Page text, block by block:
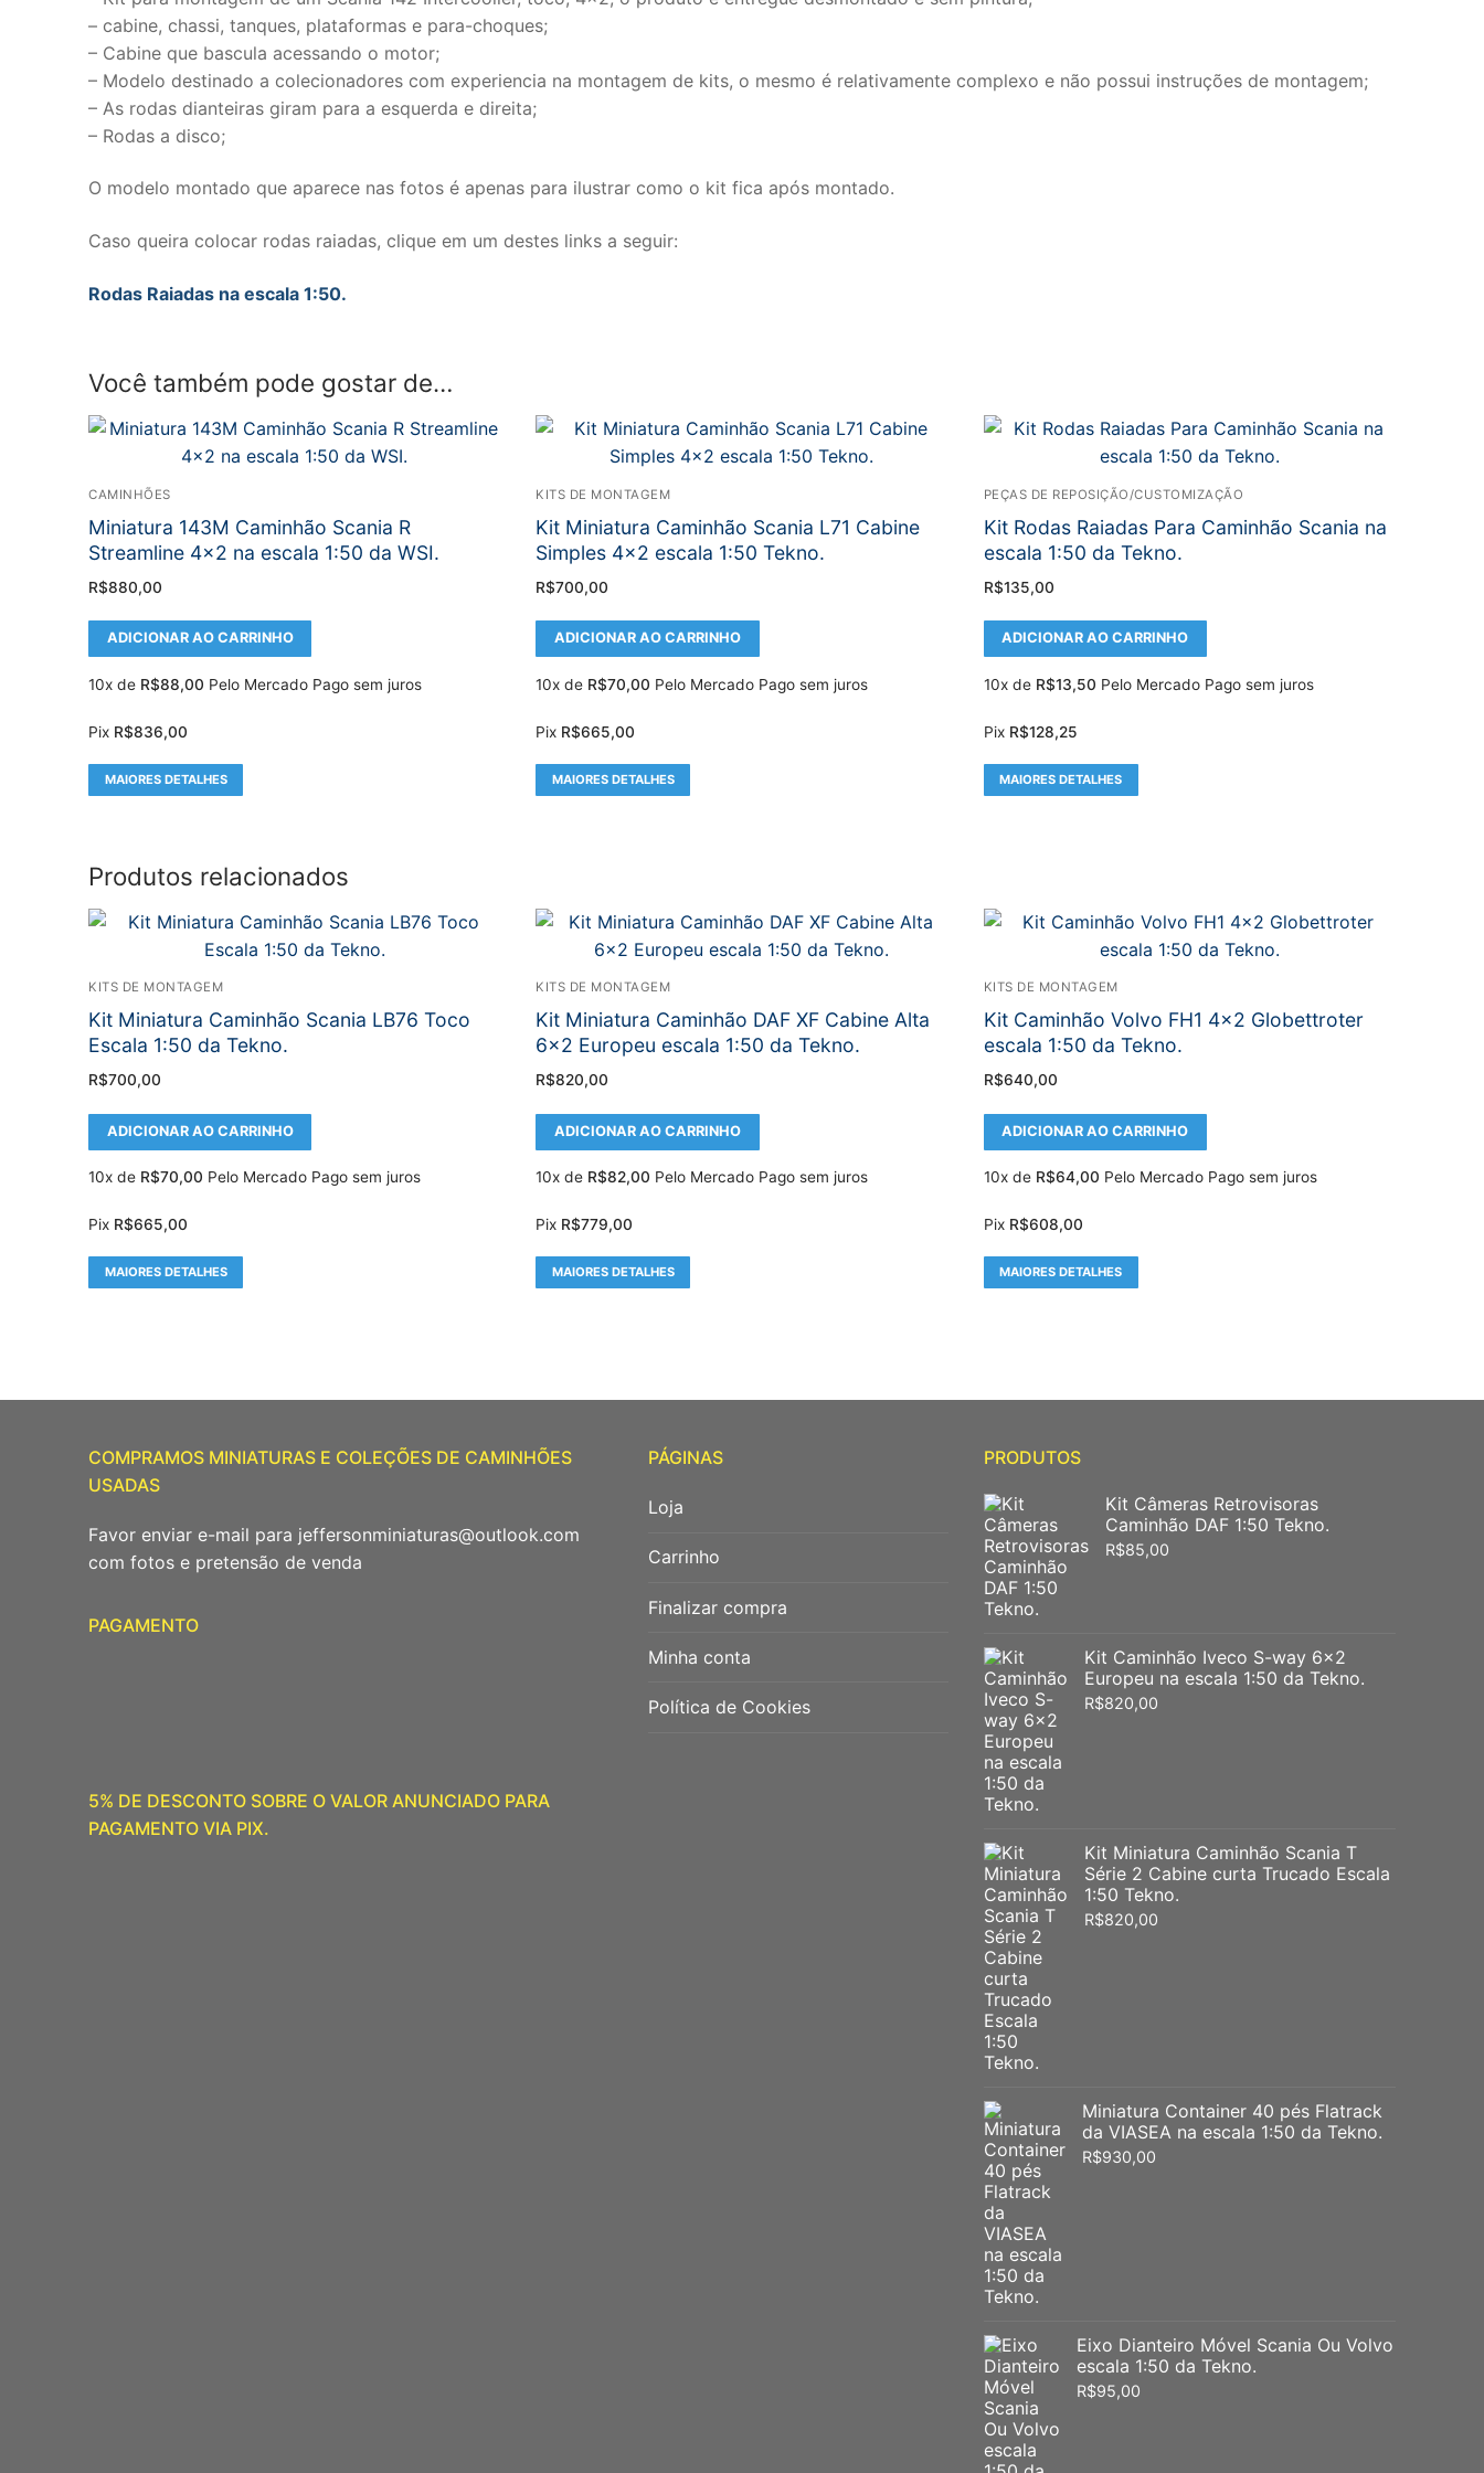
quantidade
– cabine, chassi, tanques, plataformas e para-choques;
– Cabine que bascula acessando o motor;
– Modelo destinado a colecionadores com experiencia na montagem de kits, o mesmo é relativamente complexo e não possui instruções de montagem;
– As rodas dianteiras giram para a esquerda e direita;
– Rodas a disco;
O modelo montado que aparece nas fotos é apenas para ilustrar como o kit fica após montado.
Caso queira colocar rodas raiadas, clique em um destes links a seguir:
Rodas Raiadas na escala 1:50.
Você também pode gostar de…
CAMINHÕES
Miniatura 143M Caminhão Scania R
Streamline 4×2 na escala 1:50 da WSI.
R$880,00
ADICIONAR AO CARRINHO
10x de R$88,00 Pelo Mercado Pago sem juros
Pix R$836,00
MAIORES DETALHES
KITS DE MONTAGEM
Kit Miniatura Caminhão Scania L71 Cabine
Simples 4×2 escala 1:50 Tekno.
R$700,00
ADICIONAR AO CARRINHO
10x de R$70,00 Pelo Mercado Pago sem juros
Pix R$665,00
MAIORES DETALHES
PEÇAS DE REPOSIÇÃO/CUSTOMIZAÇÃO
Kit Rodas Raiadas Para Caminhão Scania na
escala 1:50 da Tekno.
R$135,00
ADICIONAR AO CARRINHO
10x de R$13,50 Pelo Mercado Pago sem juros
Pix R$128,25
MAIORES DETALHES
Produtos relacionados
KITS DE MONTAGEM
Kit Miniatura Caminhão Scania LB76 Toco
Escala 1:50 da Tekno.
R$700,00
ADICIONAR AO CARRINHO
10x de R$70,00 Pelo Mercado Pago sem juros
Pix R$665,00
MAIORES DETALHES
KITS DE MONTAGEM
Kit Miniatura Caminhão DAF XF Cabine Alta
6×2 Europeu escala 1:50 da Tekno.
R$820,00
ADICIONAR AO CARRINHO
10x de R$82,00 Pelo Mercado Pago sem juros
Pix R$779,00
MAIORES DETALHES
KITS DE MONTAGEM
Kit Caminhão Volvo FH1 4×2 Globettroter
escala 1:50 da Tekno.
R$640,00
ADICIONAR AO CARRINHO
10x de R$64,00 Pelo Mercado Pago sem juros
Pix R$608,00
MAIORES DETALHES
COMPRAMOS MINIATURAS E COLEÇÕES DE CAMINHÕES
USADAS
Favor enviar e-mail para jeffersonminiaturas@outlook.com
com fotos e pretensão de venda
PAGAMENTO
5% DE DESCONTO SOBRE O VALOR ANUNCIADO PARA
PAGAMENTO VIA PIX.
PÁGINAS
Loja
Carrinho
Finalizar compra
Minha conta
Política de Cookies
PRODUTOS
Kit Câmeras Retrovisoras
Caminhão DAF 1:50 Tekno.
R$85,00
Kit Caminhão Iveco S-way 6x2
Europeu na escala 1:50 da Tekno.
R$820,00
Kit Miniatura Caminhão Scania T
Série 2 Cabine curta Trucado Escala
1:50 Tekno.
R$820,00
Miniatura Container 40 pés Flatrack
da VIASEA na escala 1:50 da Tekno.
R$930,00
Eixo Dianteiro Móvel Scania Ou Volvo
escala 1:50 da Tekno.
R$95,00